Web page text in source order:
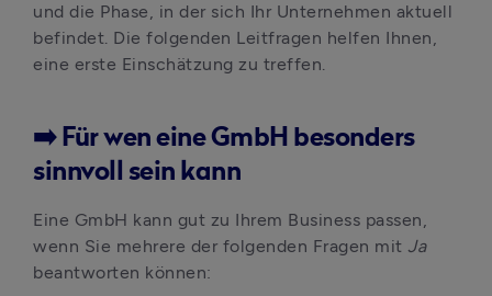
und die Phase, in der sich Ihr Unternehmen aktuell
befindet. Die folgenden Leitfragen helfen Ihnen,
eine erste Einschätzung zu treffen.
➡️ Für wen eine GmbH besonders
sinnvoll sein kann
Eine GmbH kann gut zu Ihrem Business passen,
wenn Sie mehrere der folgenden Fragen mit Ja
beantworten können: